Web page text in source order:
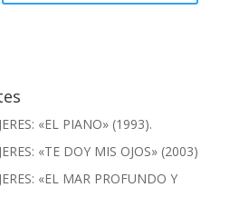
«EL PIANO» (1993).
«TE DOY MIS OJOS» (2003)
«EL MAR PROFUNDO Y